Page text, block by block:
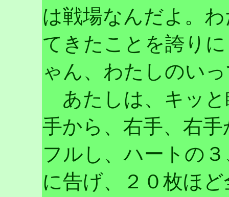
は戦場なんだよ。
てきたことを誇り
ゃん、わたしのい
あたしは、キッと
手から、右手、右
フルし、ハートの
に告げ、２０枚ほ